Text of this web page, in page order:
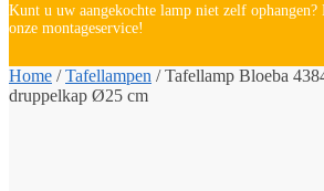
Kunt u uw aangekochte lamp niet zelf ophangen?
onze montageservice!
Home /Tafellampen /Tafellamp Bloeba
druppelkap Ø25 cm